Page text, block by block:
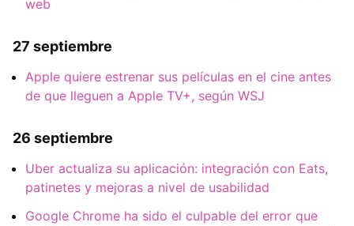
web
27 septiembre
Apple quiere estrenar sus películas en el cine antes
de que lleguen a Apple TV+, según WSJ
26 septiembre
Uber actualiza su aplicación: integración con Eats,
patinetes y mejoras a nivel de usabilidad
Google Chrome ha sido el culpable del error que